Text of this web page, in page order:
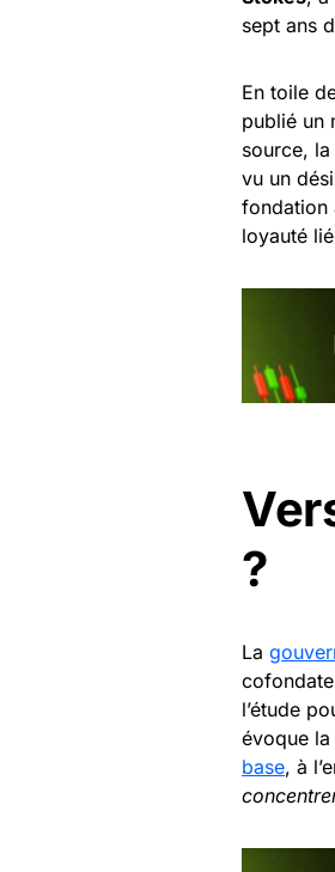
sept ans
En toile
publié un
source,
vu un
fondation
loyauté
?
La
l’étude
évoque
base, à